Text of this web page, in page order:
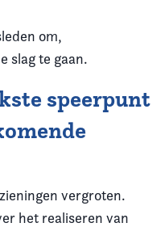
om,
slag te gaan.
speerpunt
vergroten.
het realiseren van